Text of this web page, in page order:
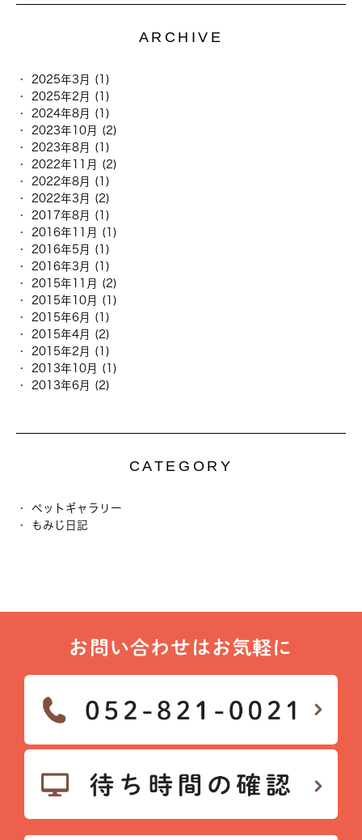
ARCHIVE
2025年3月 (1)
2025年2月 (1)
2024年8月 (1)
2023年10月 (2)
2023年8月 (1)
2022年11月 (2)
2022年8月 (1)
2022年3月 (2)
2017年8月 (1)
2016年11月 (1)
2016年5月 (1)
2016年3月 (1)
2015年11月 (2)
2015年10月 (1)
2015年6月 (1)
2015年4月 (2)
2015年2月 (1)
2013年10月 (1)
2013年6月 (2)
CATEGORY
ペットギャラリー
もみじ日記
お問い合わせはお気軽に